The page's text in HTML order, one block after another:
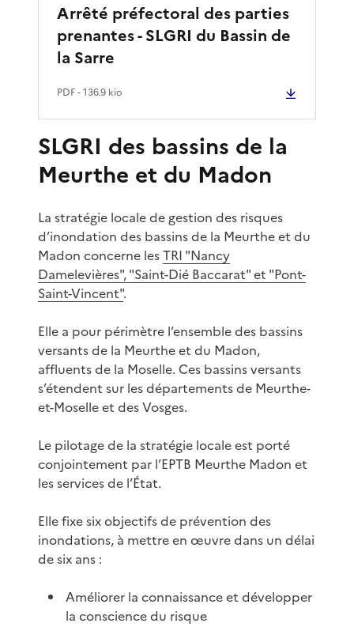
Arrêté préfectoral des parties
prenantes - SLGRI du Bassin de
la Sarre
PDF- 136.9 kio
SLGRI des bassins de la
Meurthe et du Madon
La stratégie locale de gestion des risques
d’inondation des bassins de la Meurthe et du
Madon concerne lesTRI "Nancy
Damelevières", "Saint-Dié Baccarat" et "Pont-
Saint-Vincent".
Elle a pour périmètre l’ensemble des bassins
versants de la Meurthe et du Madon,
affluents de la Moselle. Ces bassins versants
s’étendent sur les départements de Meurthe-
et-Moselle et des Vosges.
Le pilotage de la stratégie locale est porté
conjointement par l’EPTB Meurthe Madon et
les services de l’État.
Elle fixe six objectifs de prévention des
inondations, à mettre en œuvre dans un délai
de six ans :
Améliorer la connaissance et développer
la conscience du risque